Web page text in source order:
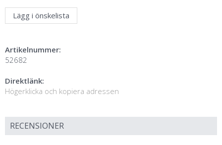
Lägg i önskelista
Artikelnummer:
52682
Direktlänk:
Högerklicka och kopiera adressen
RECENSIONER